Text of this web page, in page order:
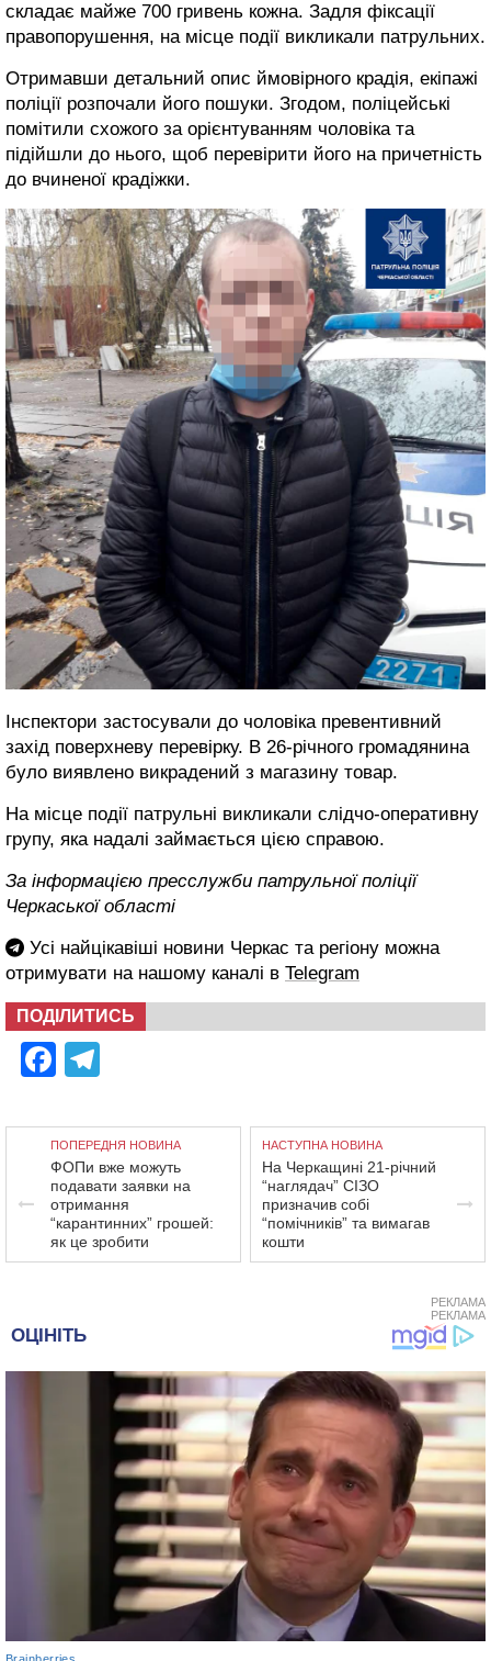
складає майже 700 гривень кожна. Задля фіксації
правопорушення, на місце події викликали патрульних.
Отримавши детальний опис ймовірного крадія, екіпажі
поліції розпочали його пошуки. Згодом, поліцейські
помітили схожого за орієнтуванням чоловіка та
підійшли до нього, щоб перевірити його на причетність
до вчиненої крадіжки.
Інспектори застосували до чоловіка превентивний
захід поверхневу перевірку. В 26-річного громадянина
було виявлено викрадений з магазину товар.
На місце події патрульні викликали слідчо-оперативну
групу, яка надалі займається цією справою.
За інформацією пресслужби патрульної поліції
Черкаської області
Усі найцікавіші новини Черкас та регіону можна
отримувати на нашому каналі в Telegram
ПОДІЛИТИСЬ
Facebook
ПОПЕРЕДНЯ НОВИНА
ФОПи вже можуть
подавати заявки на
отримання
“карантинних” грошей:
як це зробити
НАСТУПНА НОВИНА
На Черкащині 21-річний
“наглядач” СІЗО
призначив собі
“помічників” та вимагав
кошти
РЕКЛАМА
РЕКЛАМА